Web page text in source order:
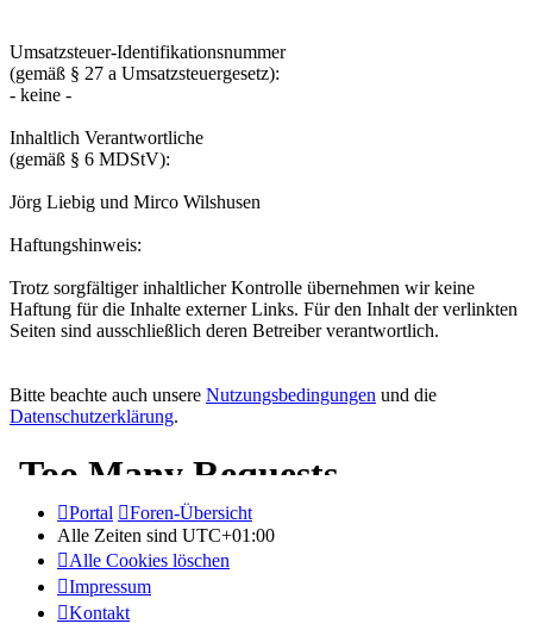
Umsatzsteuer-Identifikationsnummer
(gemäß § 27 a Umsatzsteuergesetz):
- keine -
Inhaltlich Verantwortliche
(gemäß § 6 MDStV):
Jörg Liebig und Mirco Wilshusen
Haftungshinweis:
Trotz sorgfältiger inhaltlicher Kontrolle übernehmen wir keine
Haftung für die Inhalte externer Links. Für den Inhalt der verlinkten
Seiten sind ausschließlich deren Betreiber verantwortlich.
Bitte beachte auch unsere Nutzungsbedingungen und die
Datenschutzerklärung.
Portal
Foren-Übersicht
Alle Zeiten sind UTC+01:00
Alle Cookies löschen
Impressum
Kontakt